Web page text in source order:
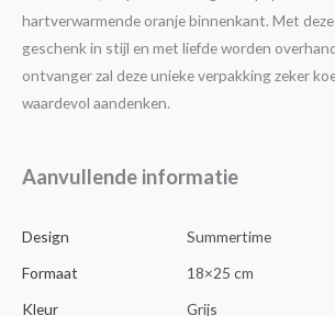
hartverwarmende oranje binnenkant. Met
geschenk in stijl en met liefde worden
ontvanger zal deze unieke verpakking zeker
waardevol aandenken.
Aanvullende informatie
Design
Summertime
Formaat
18×25 cm
Kleur
Grijs